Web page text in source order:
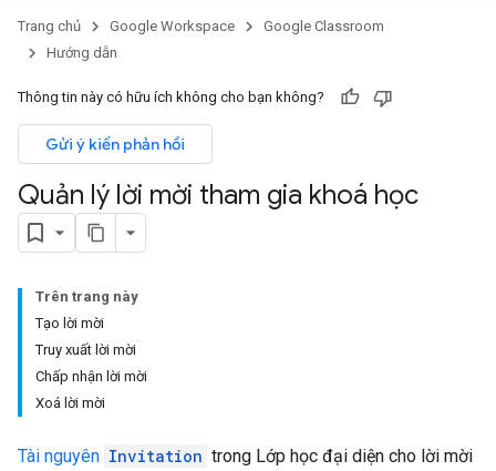
Trang chủ Google Workspace
Google Classroom
Hướng dẫn
Thông tin này có hữu ích không cho bạn không?
Gửi ý kiến phản hồi
Quản lý lời mời tham gia khoá học
Trên trang này
Tạo lời mời
Truy xuất lời mời
Chấp nhận lời mời
Xoá lời mời
Tài nguyên Invitation trong Lớp học đại diện cho lời mời